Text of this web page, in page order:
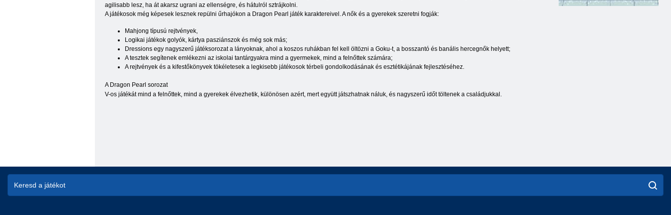
agilisabb lesz, ha át akarsz ugrani az ellenségre, és hátulról sztrájkolni.
A játékosok még képesek lesznek repülni űrhajókon a Dragon Pearl játék karaktereivel. A nők és a gyerekek szeretni fogják:
Mahjong típusú rejtvények,
Logikai játékok golyók, kártya pasziánszok és még sok más;
Dressions egy nagyszerű játéksorozat a lányoknak, ahol a koszos ruhákban fel kell öltözni a Goku-t, a bosszantó és banális hercegnők helyett;
A tesztek segítenek emlékezni az iskolai tantárgyakra mind a gyermekek, mind a felnőttek számára;
A rejtvények és a kifestőkönyvek tökéletesek a legkisebb játékosok térbeli gondolkodásának és esztétikájának fejlesztéséhez.
A Dragon Pearl sorozat
V-os játékát mind a felnőttek, mind a gyerekek élvezhetik, különösen azért, mert együtt játszhatnak náluk, és nagyszerű időt töltenek a családjukkal.